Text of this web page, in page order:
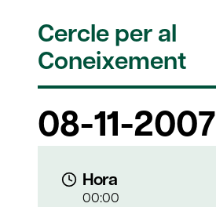
Cercle per al
Coneixement
08-11-2007
Hora
00:00